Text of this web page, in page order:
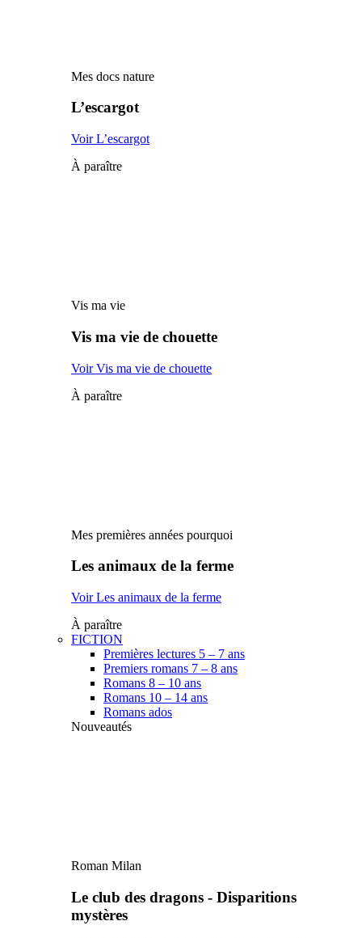
Mes docs nature
L’escargot
Voir L’escargot
À paraître
Vis ma vie
Vis ma vie de chouette
Voir Vis ma vie de chouette
À paraître
Mes premières années pourquoi
Les animaux de la ferme
Voir Les animaux de la ferme
À paraître
FICTION
Premières lectures 5 – 7 ans
Premiers romans 7 – 8 ans
Romans 8 – 10 ans
Romans 10 – 14 ans
Romans ados
Nouveautés
Roman Milan
Le club des dragons - Disparitions
mystères